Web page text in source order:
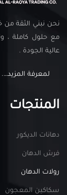
نحن نبني الثقة من
مع حلول كاملة ،
عالية الجودة .
لمعرفة المزيد….
المنتجات
دهانات الديكور
فرش الدهان
رولات الدهان
سكاكين المعجون